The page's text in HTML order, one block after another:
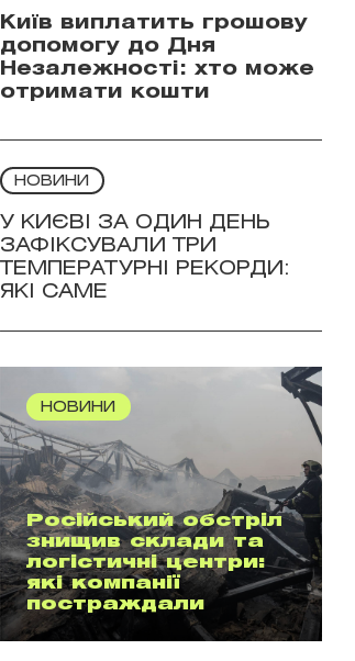
Київ виплатить грошову
допомогу до Дня
Незалежності: хто може
отримати кошти
НОВИНИ
У КИЄВІ ЗА ОДИН ДЕНЬ
ЗАФІКСУВАЛИ ТРИ
ТЕМПЕРАТУРНІ РЕКОРДИ:
ЯКІ САМЕ
НОВИНИ
Російський обстріл
знищив склади та
логістичні центри:
які компанії
постраждали